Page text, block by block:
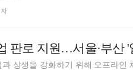
판로 지원…서울·부산 '
상생을 강화하기 위해 오프라인